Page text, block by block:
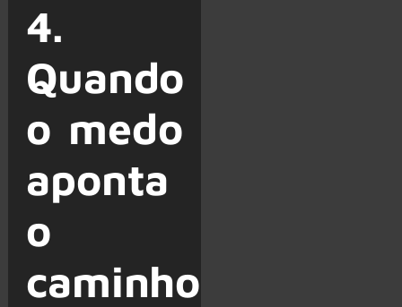
4.
Quando
o medo
aponta
o
caminho